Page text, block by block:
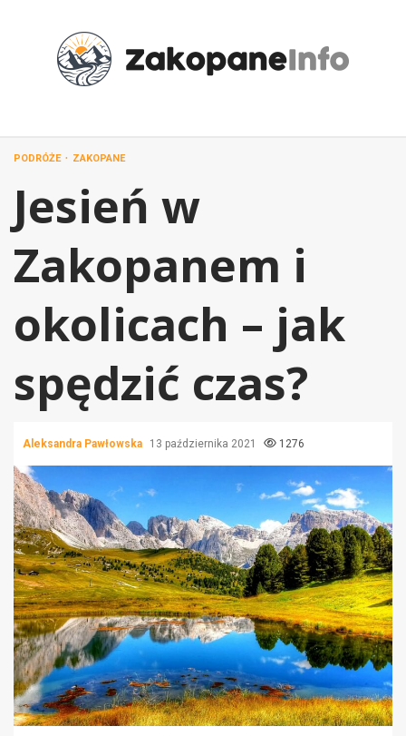
PODRÓŻE ZAKOPANE
Jesień w
Zakopanem i
okolicach – jak
spędzić czas?
Aleksandra Pawłowska 13 października 2021 1276